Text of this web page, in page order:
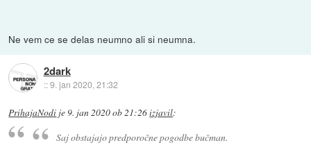
Ne vem ce se delas neumno ali si neumna.
2dark
::9. jan 2020, 21:32
PrihajaNodi je 9. jan 2020 ob 21:26izjavil:
Saj obstajajo predporočne pogodbe bučman.